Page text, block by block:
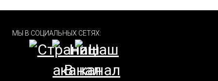
МЫ В СОЦИАЛЬНЫХ СЕТЯХ: